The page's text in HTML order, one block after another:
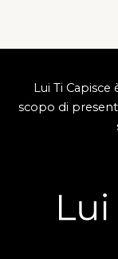
Lui Ti
scopo di